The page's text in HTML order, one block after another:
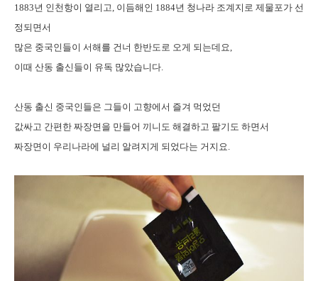
1883년 인천항이 열리고, 이듬해인 1884년 청나라 조계지로 제물포가 선
정되면서
많은 중국인들이 서해를 건너 한반도로 오게 되는데요,
이때 산동 출신들이 유독 많았습니다.
산동 출신 중국인들은 그들이 고향에서 즐겨 먹었던
값싸고 간편한 짜장면을 만들어 끼니도 해결하고 팔기도 하면서
짜장면이 우리나라에 널리 알려지게 되었다는 거지요.